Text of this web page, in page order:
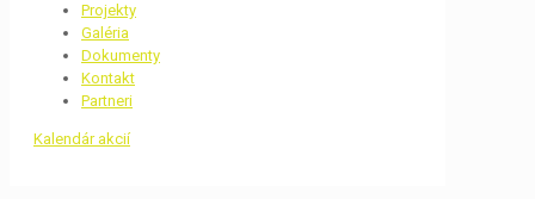
Projekty
Galéria
Dokumenty
Kontakt
Partneri
Kalendár akcií